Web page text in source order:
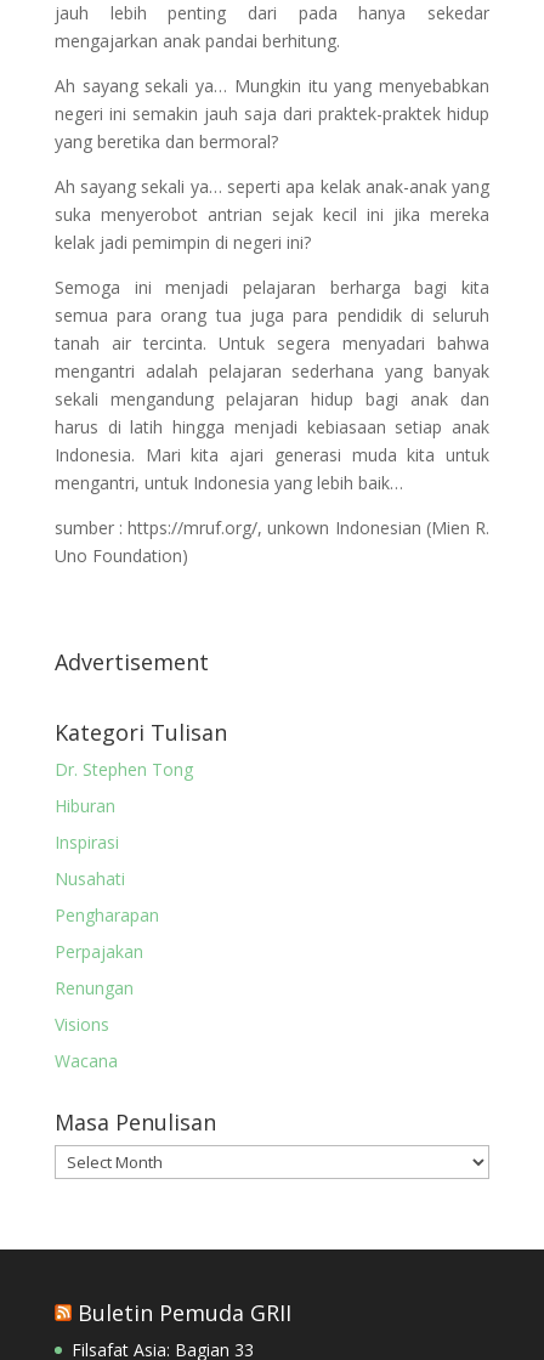
jauh lebih penting dari pada hanya sekedar
mengajarkan anak pandai berhitung.
Ah sayang sekali ya… Mungkin itu yang menyebabkan
negeri ini semakin jauh saja dari praktek-praktek hidup
yang beretika dan bermoral?
Ah sayang sekali ya… seperti apa kelak anak-anak yang
suka menyerobot antrian sejak kecil ini jika mereka
kelak jadi pemimpin di negeri ini?
Semoga ini menjadi pelajaran berharga bagi kita
semua para orang tua juga para pendidik di seluruh
tanah air tercinta. Untuk segera menyadari bahwa
mengantri adalah pelajaran sederhana yang banyak
sekali mengandung pelajaran hidup bagi anak dan
harus di latih hingga menjadi kebiasaan setiap anak
Indonesia. Mari kita ajari generasi muda kita untuk
mengantri, untuk Indonesia yang lebih baik…
sumber : https://mruf.org/, unkown Indonesian (Mien R.
Uno Foundation)
Advertisement
Kategori Tulisan
Dr. Stephen Tong
Hiburan
Inspirasi
Nusahati
Pengharapan
Perpajakan
Renungan
Visions
Wacana
Masa Penulisan
Masa
Penulisan
Buletin Pemuda GRII
Filsafat Asia: Bagian 33